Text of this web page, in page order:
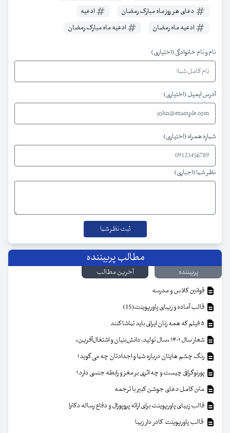
دعای هر روز ماه مبارک رمضان
ادعیه
ادعیه ماه رمضان
ادعیه ماه مبارک رمضان
نام و نام خانوادگی (اختیاری)
آدرس ایمیل (اختیاری)
شماره همراه (اختیاری)
نظر شما (اجباری)
مطالب پربیننده
پربیننده
آخرین مطالب
قوانین کلاس و مدرسه
قالب آماده و زیبای پاورپوینت(15)
شعار سال ۱۴۰۱ «سال تولید، دانش‌بنیان و اشتغال‌آفرین»
رنگ چشم هایتان درباره شما و اجدادتان چه می گوید؟
پورنوگرافی چیست و چه اثری بر مغز و رابطه جنسی دارد؟
متن کامل دعای جوشن کبیر با ترجمه
قالب زیبای پاورپوینت برای ارائه پروپوزال و دفاع رساله دکترا
قالب پاورپوینت کادر دار زیبا